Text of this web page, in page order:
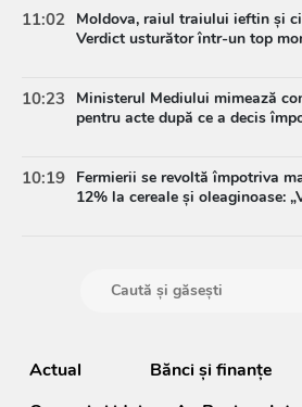
11:02 Moldova, raiul traiului ieftin și
Verdict usturător într-un top
10:23
Ministerul Mediului mimează
pentru acte după ce a decis
10:19 Fermierii se revoltă împotriva
12% la cereale și oleaginoase:
Actual Bănci şi finanţe